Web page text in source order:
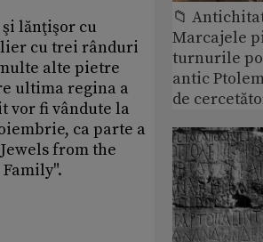
lănţişor cu
cu trei rânduri
alte pietre
ultima regina a
vor fi vândute la
ca parte a
from the
📁
Marcajele
turnurile
antic
de